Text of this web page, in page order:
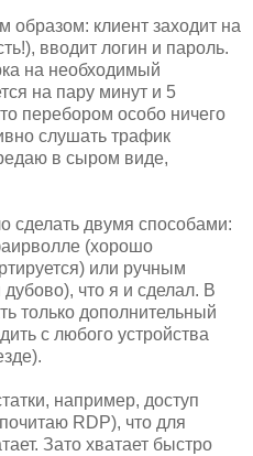
образом: клиент заходит на
вводит логин и пароль.
на необходимый
на пару минут и 5
перебором особо ничего
слушать трафик
в сыром виде,
сделать двумя способами:
(хорошо
или ручным
что я и сделал. В
только дополнительный
с любого устройства
например, доступ
RDP), что для
Зато хватает быстро